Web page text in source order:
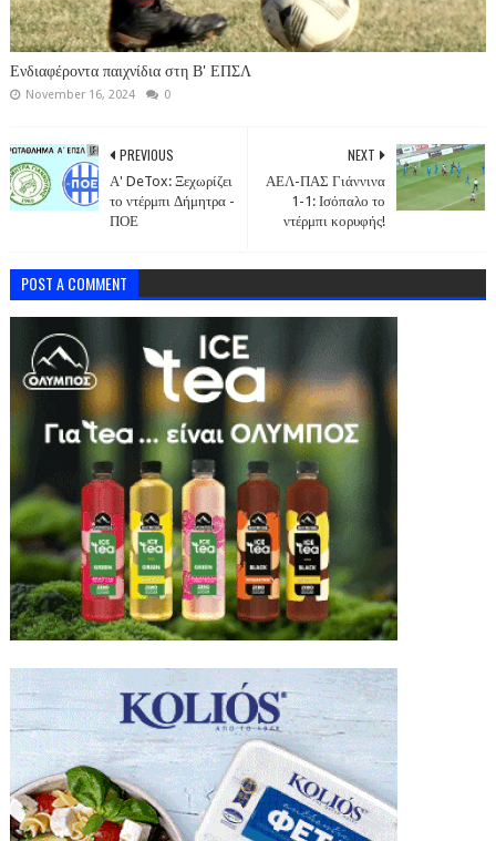
Ενδιαφέροντα παιχνίδια στη Β' ΕΠΣΛ
November 16, 2024 0
NEXT
ΑΕΛ-ΠΑΣ Γιάννινα
1-1: Ισόπαλο το
ντέρμπι κορυφής!
PREVIOUS
Α' DeTox: Ξεχωρίζει
το ντέρμπι Δήμητρα -
ΠΟΕ
POST A COMMENT